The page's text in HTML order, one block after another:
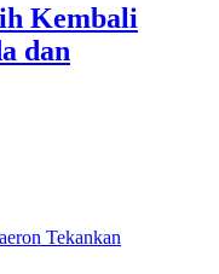
Kembali
dan
Tekankan